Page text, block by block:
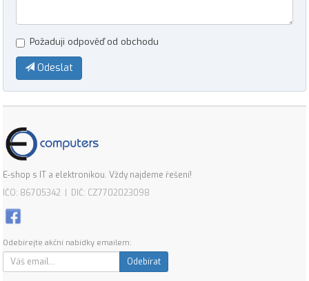
Požaduji odpověď od obchodu
Odeslat
E-shop s IT a elektronikou. Vždy najdeme řešení!
IČO: 86705342 | DIČ: CZ7702023098
Odebírejte akční nabídky emailem:
Odebírat